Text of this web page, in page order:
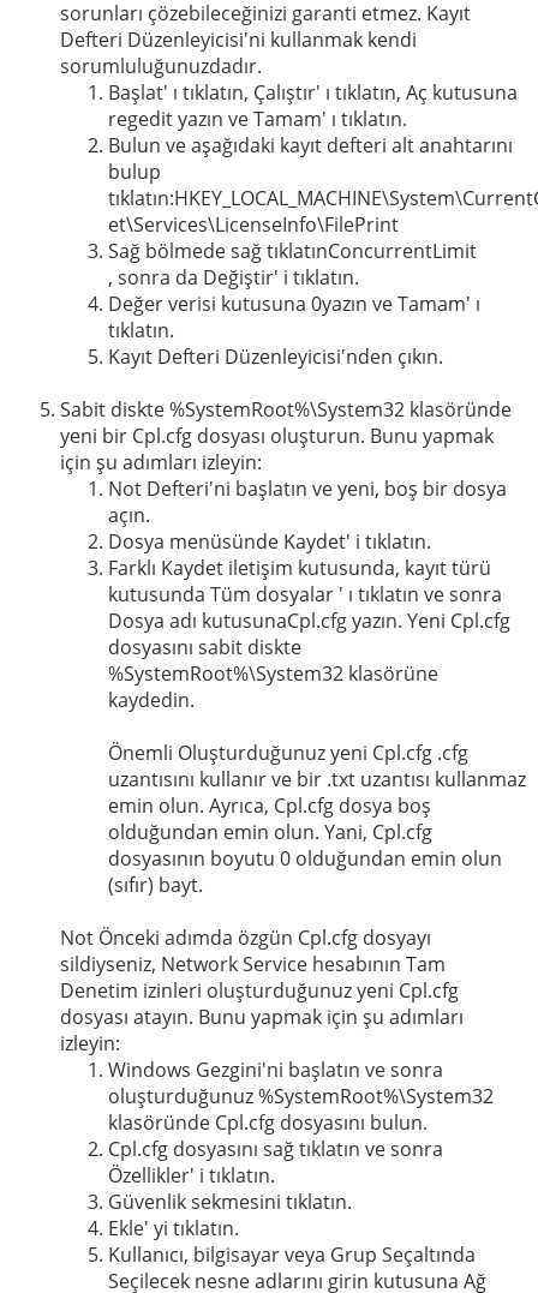
sorunları çözebileceğinizi garanti etmez. Kayıt
Defteri Düzenleyicisi'ni kullanmak kendi
sorumluluğunuzdadır.
Başlat' ı tıklatın, Çalıştır' ı tıklatın, Aç kutusuna
regedit yazın ve Tamam' ı tıklatın.
Bulun ve aşağıdaki kayıt defteri alt anahtarını
bulup
et\Services\LicenseInfo\FilePrint
Sağ bölmede sağ tıklatınConcurrentLimit
, sonra da Değiştir' i tıklatın.
Değer verisi kutusuna 0yazın ve Tamam' ı
tıklatın.
Kayıt Defteri Düzenleyicisi'nden çıkın.
Sabit diskte %SystemRoot%\System32 klasöründe
yeni bir Cpl.cfg dosyası oluşturun. Bunu yapmak
için şu adımları izleyin:
Not Defteri'ni başlatın ve yeni, boş bir dosya
açın.
Dosya menüsünde Kaydet' i tıklatın.
Farklı Kaydet iletişim kutusunda, kayıt türü
kutusunda Tüm dosyalar ' ı tıklatın ve sonra
Dosya adı kutusunaCpl.cfg yazın. Yeni Cpl.cfg
dosyasını sabit diskte
%SystemRoot%\System32 klasörüne
kaydedin.
Önemli Oluşturduğunuz yeni Cpl.cfg .cfg
uzantısını kullanır ve bir .txt uzantısı kullanmaz
emin olun. Ayrıca, Cpl.cfg dosya boş
olduğundan emin olun. Yani, Cpl.cfg
dosyasının boyutu 0 olduğundan emin olun
(sıfır) bayt.
Not Önceki adımda özgün Cpl.cfg dosyayı
sildiyseniz, Network Service hesabının Tam
Denetim izinleri oluşturduğunuz yeni Cpl.cfg
dosyası atayın. Bunu yapmak için şu adımları
izleyin:
Windows Gezgini'ni başlatın ve sonra
oluşturduğunuz %SystemRoot%\System32
klasöründe Cpl.cfg dosyasını bulun.
Cpl.cfg dosyasını sağ tıklatın ve sonra
Özellikler' i tıklatın.
Güvenlik sekmesini tıklatın.
Ekle' yi tıklatın.
Kullanıcı, bilgisayar veya Grup Seçaltında
Seçilecek nesne adlarını girin kutusuna Ağ